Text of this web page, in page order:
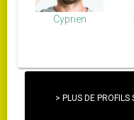
Cyprien
> PLUS DE PROFILS